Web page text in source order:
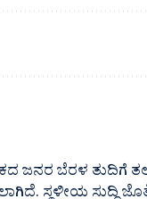
ಜನರ ಬೆರಳ ತುದಿಗೆ